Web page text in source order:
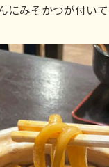
にみそかつが付い